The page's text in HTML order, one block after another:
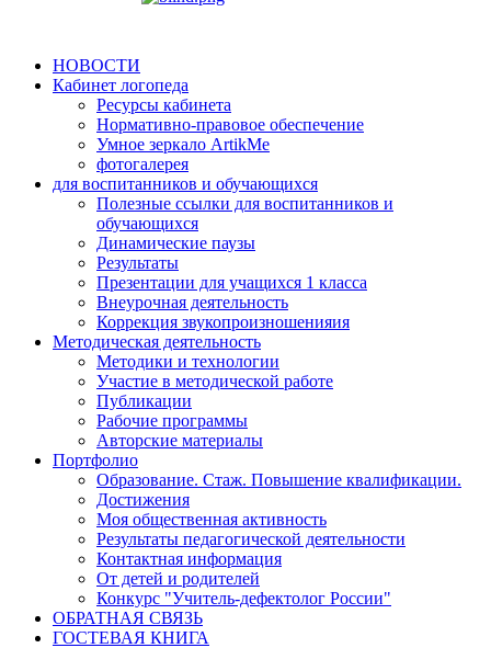
НОВОСТИ
Кабинет логопеда
Ресурсы кабинета
Нормативно-правовое обеспечение
Умное зеркало ArtikMe
фотогалерея
для воспитанников и обучающихся
Полезные ссылки для воспитанников и
обучающихся
Динамические паузы
Результаты
Презентации для учащихся 1 класса
Внеурочная деятельность
Коррекция звукопроизношенияия
Методическая деятельность
Методики и технологии
Участие в методической работе
Публикации
Рабочие программы
Авторские материалы
Портфолио
Образование. Стаж. Повышение квалификации.
Достижения
Моя общественная активность
Результаты педагогической деятельности
Контактная информация
От детей и родителей
Конкурс "Учитель-дефектолог России"
ОБРАТНАЯ СВЯЗЬ
ГОСТЕВАЯ КНИГА